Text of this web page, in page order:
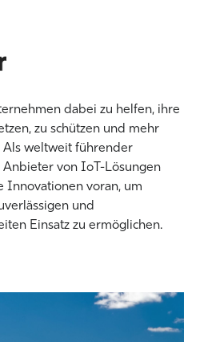
dabei zu helfen, ihre
zu schützen und mehr
Als weltweit führender
von IoT-Lösungen
voran, um
und
Einsatz zu ermöglichen.